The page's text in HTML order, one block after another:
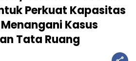
Perkuat Kapasitas
Kasus
Tata Ruang